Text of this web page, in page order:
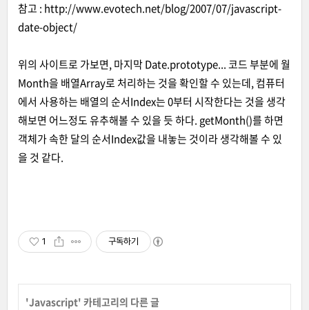
참고 : http://www.evotech.net/blog/2007/07/javascript-
date-object/
위의 사이트로 가보면, 마지막 Date.prototype... 코드 부분에 월
Month을 배열Array로 처리하는 것을 확인할 수 있는데, 컴퓨터
에서 사용하는 배열의 순서Index는 0부터 시작한다는 것을 생각
해보면 어느정도 유추해볼 수 있을 듯 하다. getMonth()를 하면
객체가 속한 달의 순서Index값을 내놓는 것이라 생각해볼 수 있
을 것 같다.
1 구독하기
'Javascript' 카테고리의 다른 글